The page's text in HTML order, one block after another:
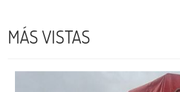
MÁS VISTAS